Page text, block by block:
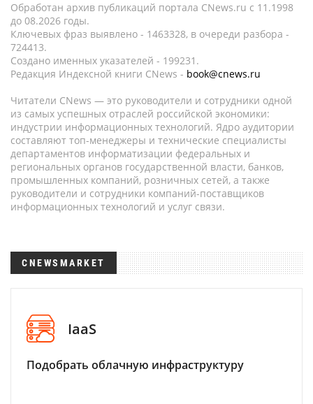
Обработан архив публикаций портала CNews.ru c 11.1998
до 08.2026 годы.
Ключевых фраз выявлено - 1463328, в очереди разбора -
724413.
Создано именных указателей - 199231.
Редакция Индексной книги CNews - book@cnews.ru
Читатели CNews — это руководители и сотрудники одной
из самых успешных отраслей российской экономики:
индустрии информационных технологий. Ядро аудитории
составляют топ-менеджеры и технические специалисты
департаментов информатизации федеральных и
региональных органов государственной власти, банков,
промышленных компаний, розничных сетей, а также
руководители и сотрудники компаний-поставщиков
информационных технологий и услуг связи.
CNEWSMARKET
IaaS
Подобрать облачную инфраструктуру